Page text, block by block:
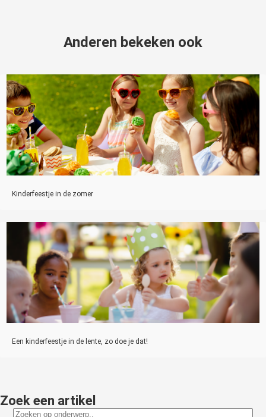
Anderen bekeken ook
Kinderfeestje in de zomer
Een kinderfeestje in de lente, zo doe je dat!
Zoek een artikel